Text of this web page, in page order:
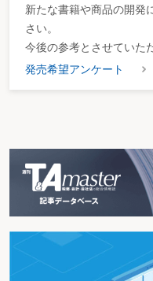
新たな書籍や商品の開発
さい。
今後の参考とさせていた
発売希望アンケート